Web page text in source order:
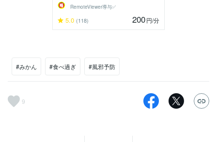
RemoteViewer導与✅
5.0 (118) 200円/分
#みかん #食べ過ぎ #風邪予防
9